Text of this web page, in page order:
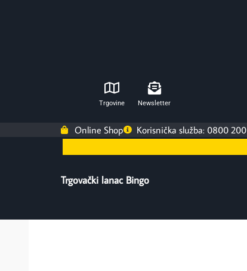
Trgovine Newsletter
Online Shop Korisnička služba: 0800
Trgovački lanac Bingo